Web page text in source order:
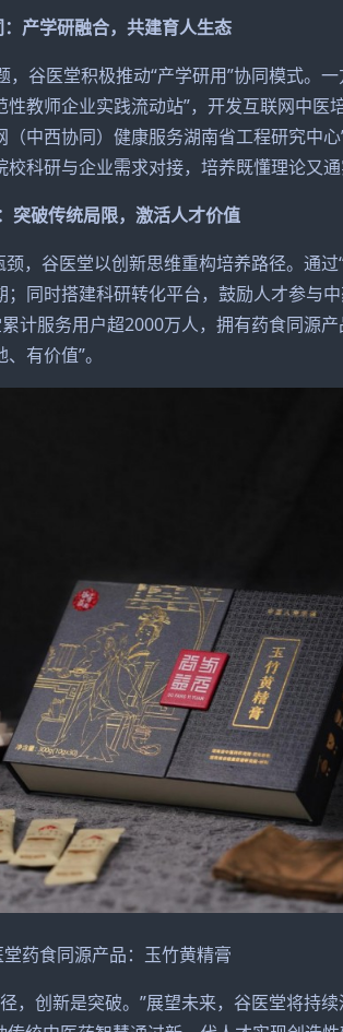
：产学研融合，共建育人生态
医堂积极推动“产学研用”协同模式。一
教师企业实践流动站”，开发互联网中医
中西协同）健康服务湖南省工程研究中
科研与企业需求对接，培养既懂理论又通
突破传统局限，激活人才价值
谷医堂以创新思维重构培养路径。通过
同时搭建科研转化平台，鼓励人才参与
计服务用户超2000万人，拥有药食同源
有价值”。
堂药食同源产品：玉竹黄精膏
创新是突破。”展望未来，谷医堂将持续